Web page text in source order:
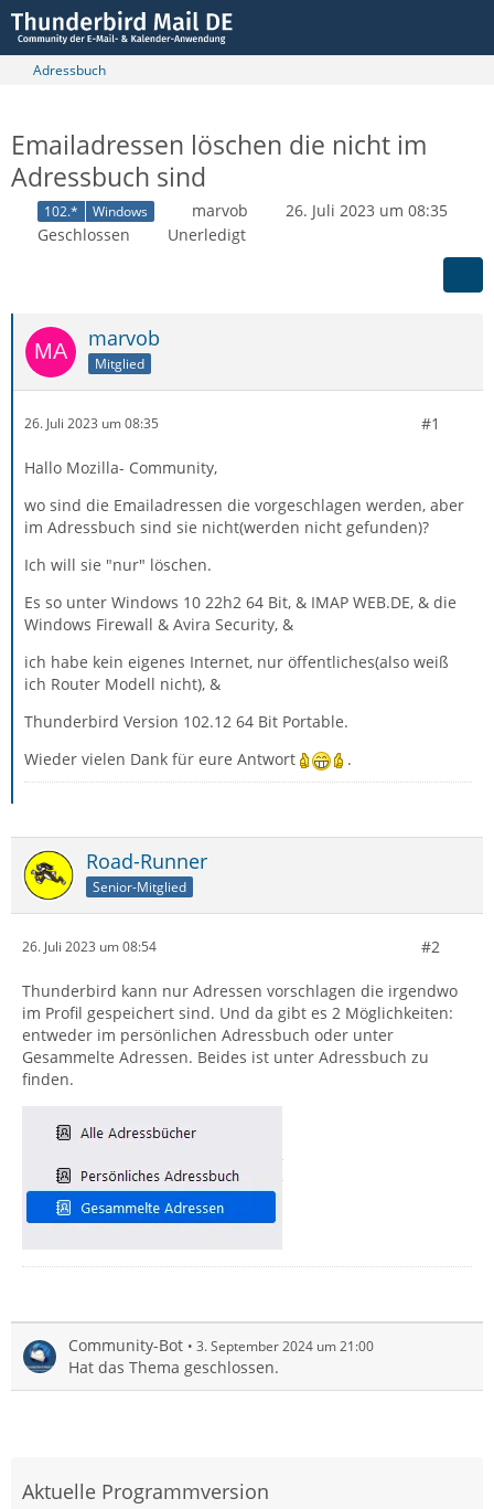
Adressbuch
Emailadressen löschen die nicht im
Adressbuch sind
102.* Windows marvob
26. Juli 2023 um 08:35
Geschlossen
Unerledigt
marvob
Mitglied
26. Juli 2023 um 08:35 #1
Hallo Mozilla- Community,
wo sind die Emailadressen die vorgeschlagen werden, aber
im Adressbuch sind sie nicht(werden nicht gefunden)?
Ich will sie "nur" löschen.
Es so unter Windows 10 22h2 64 Bit, & IMAP WEB.DE, & die
Windows Firewall & Avira Security, &
ich habe kein eigenes Internet, nur öffentliches(also weiß
ich Router Modell nicht), &
Thunderbird Version 102.12 64 Bit Portable.
Wieder vielen Dank für eure Antwort
.
Road-Runner
Senior-Mitglied
26. Juli 2023 um 08:54 #2
Thunderbird kann nur Adressen vorschlagen die irgendwo
im Profil gespeichert sind. Und da gibt es 2 Möglichkeiten:
entweder im persönlichen Adressbuch oder unter
Gesammelte Adressen. Beides ist unter Adressbuch zu
finden.
Community-Bot 3. September 2024 um 21:00
Hat das Thema geschlossen.
Aktuelle Programmversion